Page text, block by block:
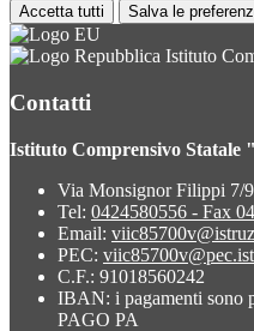
Accetta tutti Salva le
Istituto
Contatti
Istituto Comprensivo Statale
Via Monsignor Filippi 7/
Tel: 0424580556 - Fax
Email:
PEC:
C.F.: 91018560242
IBAN: i pagamenti sono
PAGO PA